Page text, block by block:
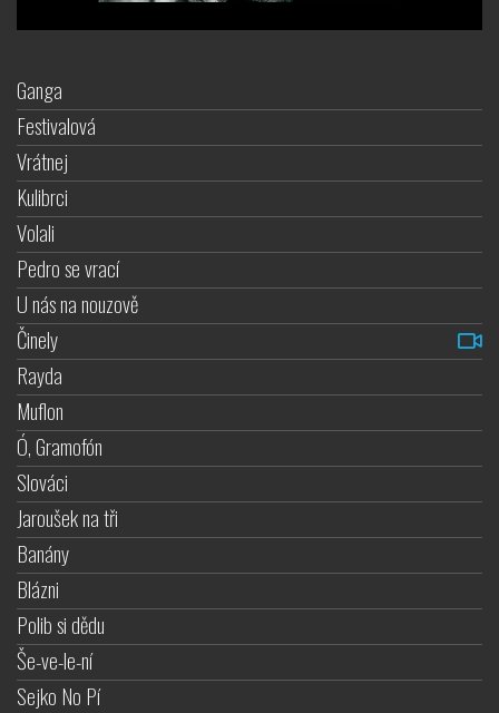
Ganga
Festivalová
Vrátnej
Kulibrci
Volali
Pedro se vrací
U nás na nouzově
Činely
Rayda
Muflon
Ó, Gramofón
Slováci
Jaroušek na tři
Banány
Blázni
Polib si dědu
Še-ve-le-ní
Sejko No Pí